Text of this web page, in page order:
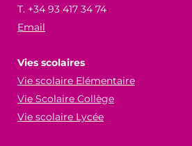
T. +34 93 417 34 74
Email
Vies scolaires
Vie scolaire Elémentaire
Vie Scolaire Collège
Vie scolaire Lycée